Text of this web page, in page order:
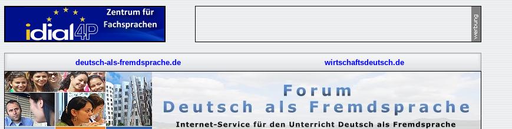
deutsch-als-fremdsprache.de wirtschaftsdeutsch.de